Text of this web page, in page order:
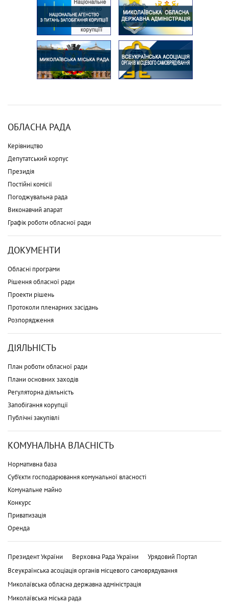
ОБЛАСНА РАДА
Керівництво
Депутатський корпус
Президія
Постійні комісії
Погоджувальна рада
Виконавчий апарат
Графік роботи обласної ради
ДОКУМЕНТИ
Обласні програми
Рішення обласної ради
Проекти рішень
Протоколи пленарних засідань
Розпорядження
ДІЯЛЬНІСТЬ
План роботи обласної ради
Плани основних заходів
Регуляторна діяльність
Запобігання корупції
Публічні закупівлі
КОМУНАЛЬНА ВЛАСНІСТЬ
Нормативна база
Суб'єкти господарювання комунальної власності
Комунальне майно
Конкурс
Приватизація
Оренда
Президент України Верховна Рада України
Урядовий Портал
Всеукраїнська асоціація органів місцевого самоврядування
Миколаївська обласна державна адміністрація
Миколаївська міська рада